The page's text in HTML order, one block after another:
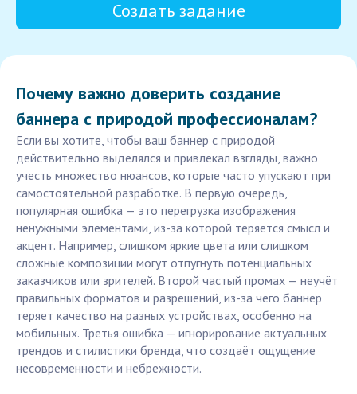
Создать задание
Почему важно доверить создание
баннера с природой профессионалам?
Если вы хотите, чтобы ваш баннер с природой
действительно выделялся и привлекал взгляды, важно
учесть множество нюансов, которые часто упускают при
самостоятельной разработке. В первую очередь,
популярная ошибка — это перегрузка изображения
ненужными элементами, из-за которой теряется смысл и
акцент. Например, слишком яркие цвета или слишком
сложные композиции могут отпугнуть потенциальных
заказчиков или зрителей. Второй частый промах — неучёт
правильных форматов и разрешений, из-за чего баннер
теряет качество на разных устройствах, особенно на
мобильных. Третья ошибка — игнорирование актуальных
трендов и стилистики бренда, что создаёт ощущение
несовременности и небрежности.